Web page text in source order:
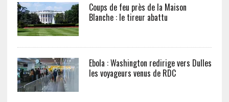
Coups de feu près de la Maison
Blanche : le tireur abattu
Ebola : Washington redirige vers Dulles
les voyageurs venus de RDC